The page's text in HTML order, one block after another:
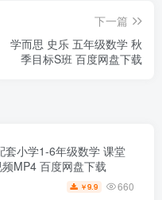
下一篇
学而思 史乐 五年级数学 秋
季目标S班 百度网盘下载
套小学1-6年级数学 课堂
MP4 百度网盘下载
￥9.9 660